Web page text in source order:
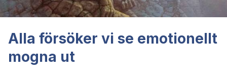
Alla försöker vi se emotionellt
mogna ut